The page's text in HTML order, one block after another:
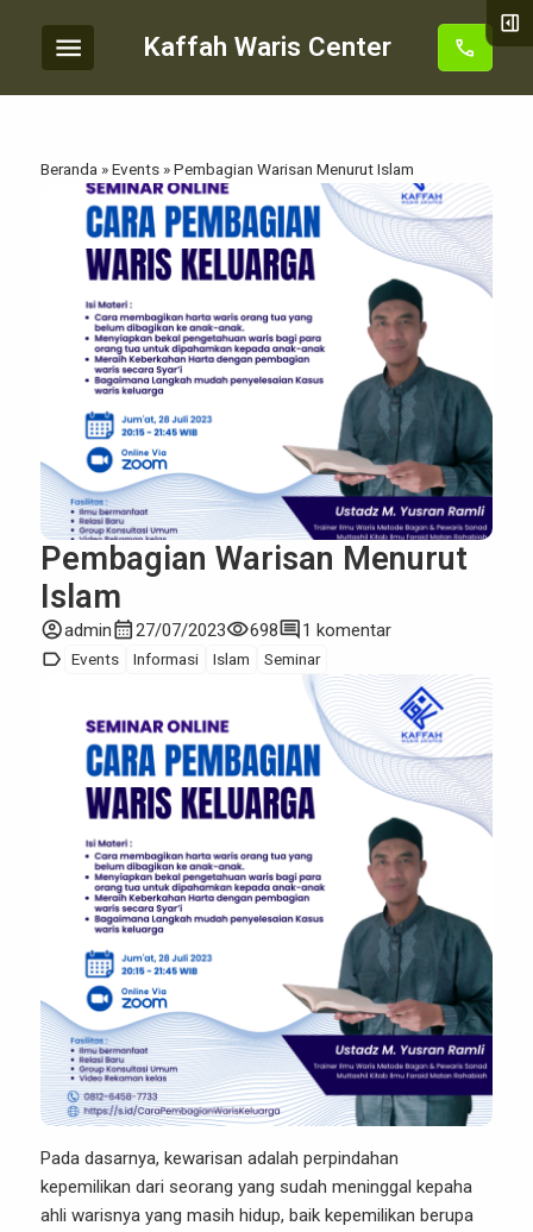
menu Kaffah Waris Center call
Beranda »Events »Pembagian Warisan Menurut Islam
Pembagian Warisan Menurut
Islam
account_circleadmincalendar_month27/07/2023visibility698comment1 komentar
label Events Informasi Islam Seminar
Pada dasarnya, kewarisan adalah perpindahan
kepemilikan dari seorang yang sudah meninggal kepaha
ahli warisnya yang masih hidup, baik kepemilikan berupa
right_panel_open